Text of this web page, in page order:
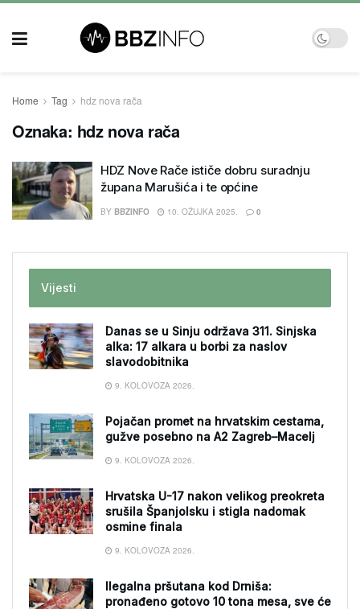
Home Tag hdz nova rača
Oznaka: hdz nova rača
HDZ Nove Rače ističe dobru suradnju
župana Marušića i te općine
BY BBZINFO 10. OŽUJKA 2025. 0
Vijesti
Danas se u Sinju održava 311. Sinjska
alka: 17 alkara u borbi za naslov
slavodobitnika
9. KOLOVOZA 2026.
Pojačan promet na hrvatskim cestama,
gužve posebno na A2 Zagreb–Macelj
9. KOLOVOZA 2026.
Hrvatska U-17 nakon velikog preokreta
srušila Španjolsku i stigla nadomak
osmine finala
9. KOLOVOZA 2026.
Ilegalna pršutana kod Drniša:
pronađeno gotovo 10 tona mesa, sve će